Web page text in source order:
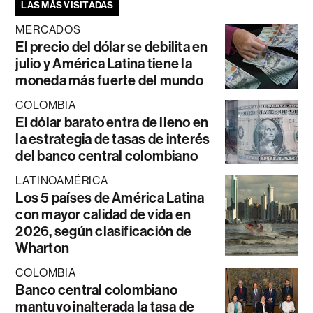
LAS MÁS VISITADAS
MERCADOS
El precio del dólar se debilita en
julio y América Latina tiene la
moneda más fuerte del mundo
COLOMBIA
El dólar barato entra de lleno en
la estrategia de tasas de interés
del banco central colombiano
LATINOAMÉRICA
Los 5 países de América Latina
con mayor calidad de vida en
2026, según clasificación de
Wharton
COLOMBIA
Banco central colombiano
mantuvo inalterada la tasa de